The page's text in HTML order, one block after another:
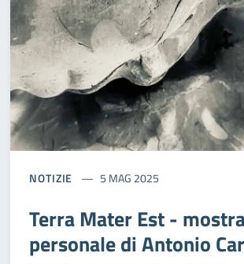
NOTIZIE 5 MAG 2025
Terra Mater Est -
personale di Antonio